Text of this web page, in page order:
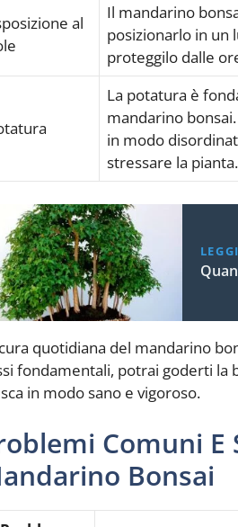
al
Il mandarino
posizionarlo in un
proteggilo dalle
La potatura è
mandarino
in modo
stressare la pianta.
LEGGI
quotidiana del mandarino
fondamentali, potrai goderti la
in modo sano e vigoroso.
Comuni E
Bonsai